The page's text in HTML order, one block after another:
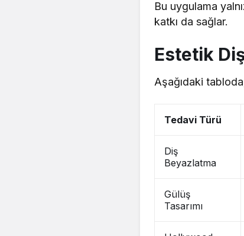
Bu uygulama
katkı da sağlar.
Estetik
Aşağıdaki
Tedavi Türü
Diş
Beyazlatma
Gülüş
Tasarımı